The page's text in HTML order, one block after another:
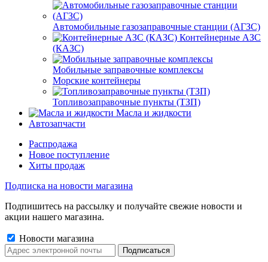
Автомобильные газозаправочные станции (АГЗС)
Контейнерные АЗС
(КАЗС)
Мобильные заправочные комплексы
Морские контейнеры
Топливозаправочные пункты (ТЗП)
Масла и жидкости
Автозапчасти
Распродажа
Новое поступление
Хиты продаж
Подписка на новости магазина
Подпишитесь на рассылку и получайте свежие новости и
акции нашего магазина.
Новости магазина